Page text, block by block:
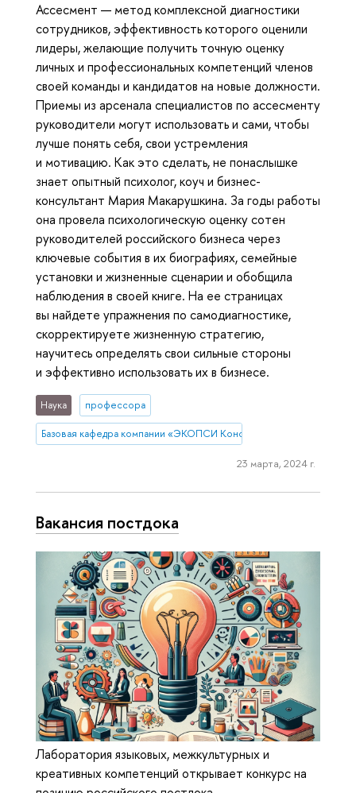
Ассесмент — метод комплексной диагностики
сотрудников, эффективность которого оценили
лидеры, желающие получить точную оценку
личных и профессиональных компетенций членов
своей команды и кандидатов на новые должности.
Приемы из арсенала специалистов по ассесменту
руководители могут использовать и сами, чтобы
лучше понять себя, свои устремления
и мотивацию. Как это сделать, не понаслышке
знает опытный психолог, коуч и бизнес-
консультант Мария Макарушкина. За годы работы
она провела психологическую оценку сотен
руководителей российского бизнеса через
ключевые события в их биографиях, семейные
установки и жизненные сценарии и обобщила
наблюдения в своей книге. На ее страницах
вы найдете упражнения по самодиагностике,
скорректируете жизненную стратегию,
научитесь определять свои сильные стороны
и эффективно использовать их в бизнесе.
Наука профессора
Базовая кафедра компании «ЭКОПСИ Консалтинг»
23 марта, 2024 г.
Вакансия постдока
Лаборатория языковых, межкультурных и
креативных компетенций открывает конкурс на